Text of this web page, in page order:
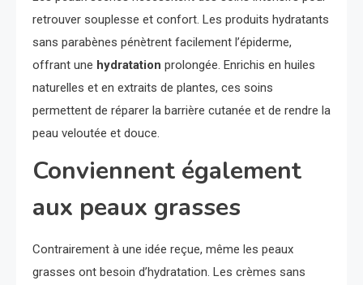
retrouver souplesse et confort. Les produits hydratants
sans parabènes pénètrent facilement l’épiderme,
offrant une hydratation prolongée. Enrichis en huiles
naturelles et en extraits de plantes, ces soins
permettent de réparer la barrière cutanée et de rendre la
peau veloutée et douce.
Conviennent également
aux peaux grasses
Contrairement à une idée reçue, même les peaux
grasses ont besoin d’hydratation. Les crèmes sans